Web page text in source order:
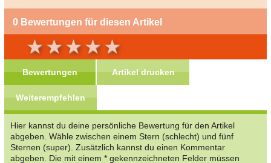
0 Bewertungen für diesen Artikel
Bewertungen Artikel drucken
Weiterempfehlen
Hier kannst du deine persönliche Bewertung für den Artikel
abgeben. Wähle zwischen einem Stern (schlecht) und fünf
Sternen (super). Zusätzlich kannst du einen Kommentar
abgeben. Die mit einem * gekennzeichneten Felder müssen